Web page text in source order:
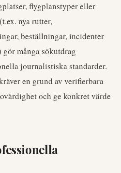
flygplanstyper eller
nya rutter,
beställningar, incidenter
många sökutdrag
journalistiska standarder.
en grund av verifierbara
och ge konkret värde